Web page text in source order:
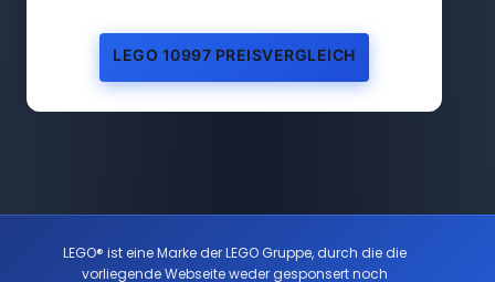
LEGO 10997 PREISVERGLEICH
LEGO® ist eine Marke der LEGO Gruppe, durch die die
vorliegende Webseite weder gesponsert noch